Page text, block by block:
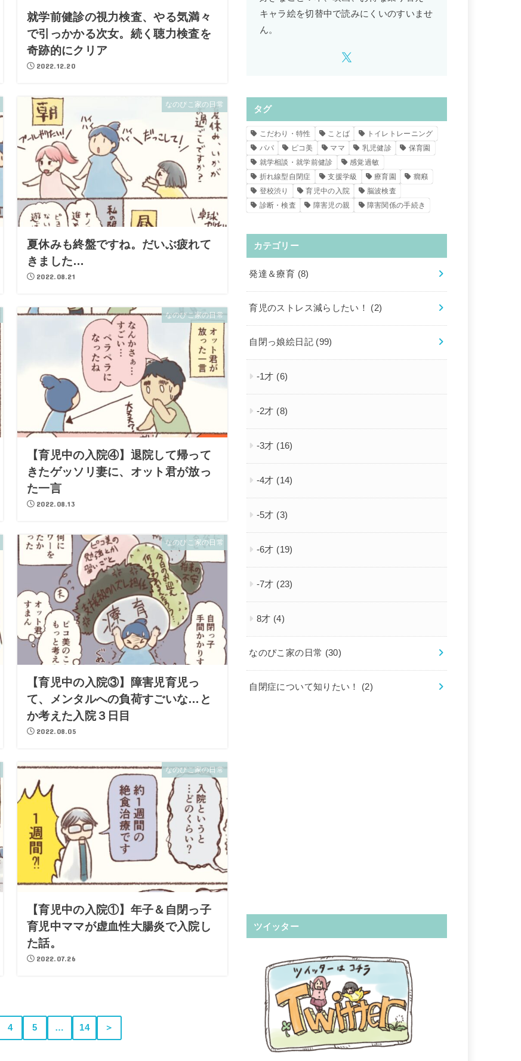
就学前健診の視力検査、やる気満々
で引っかかる次女。続く聴力検査を
奇跡的にクリア
2022.12.20
なのぴこ家の日常
夏休みも終盤ですね。だいぶ疲れて
きました…
2022.08.21
なのぴこ家の日常
【育児中の入院④】退院して帰って
きたゲッソリ妻に、オット君が放っ
た一言
2022.08.13
なのぴこ家の日常
【育児中の入院③】障害児育児っ
て、メンタルへの負荷すごいな…と
か考えた入院３日目
2022.08.05
なのぴこ家の日常
【育児中の入院①】年子＆自閉っ子
育児中ママが虚血性大腸炎で入院し
た話。
2022.07.26
4 5 … 14 ＞
キャラ絵を切替中で読みにくいのすいませ
ん。
タグ
こだわり・特性 ことば
トイレトレーニング
パパ
ピコ美 ママ 乳児健診
保育園
就学相談・就学前健診
感覚過敏
折れ線型自閉症
支援学級 療育園
癇癪
登校渋り
育児中の入院
脳波検査
診断・検査
障害児の親 障害関係の手続き
カテゴリー
発達＆療育 (8)
育児のストレス減らしたい！ (2)
自閉っ娘絵日記 (99)
-1才 (6)
-2才 (8)
-3才 (16)
-4才 (14)
-5才 (3)
-6才 (19)
-7才 (23)
8才 (4)
なのぴこ家の日常 (30)
自閉症について知りたい！ (2)
ツイッター